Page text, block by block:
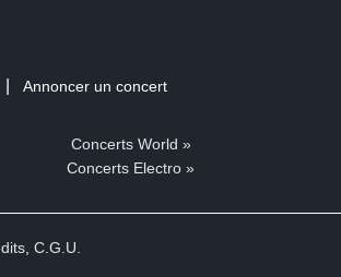
Annoncer un concert
Concerts World »
Concerts Electro »
C.G.U.